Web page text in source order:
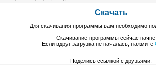
Скачать
Для скачивания программы вам необходимо
Скачивание программы сейчас
Если вдруг загрузка не началась, нажмите
Поделись ссылкой с друзьями: